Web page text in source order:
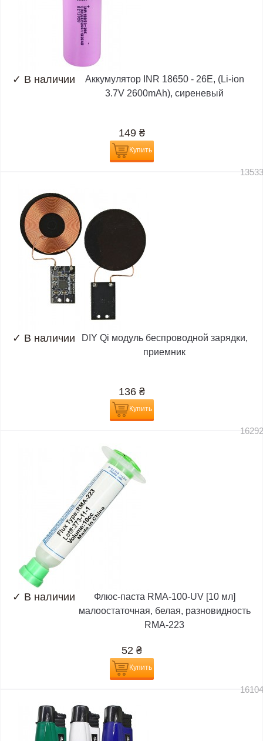
✓ В наличии
Аккумулятор INR 18650 - 26E, (Li-ion
3.7V 2600mAh), сиреневый
149 ₴
Купить
✓ В наличии
DIY Qi модуль беспроводной зарядки,
приемник
136 ₴
Купить
✓ В наличии
Флюс-паста RMA-100-UV [10 мл]
малоостаточная, белая, разновидность
RMA-223
52 ₴
Купить